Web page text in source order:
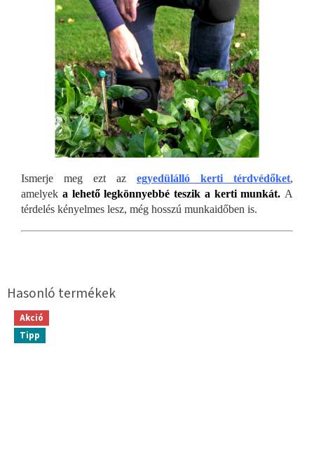
Ismerje meg ezt az egyedülálló kerti térdvédőket,
amelyek a lehető legkönnyebbé teszik a kerti munkát. A
térdelés kényelmes lesz, még hosszú munkaidőben is.
Akció
Tipp